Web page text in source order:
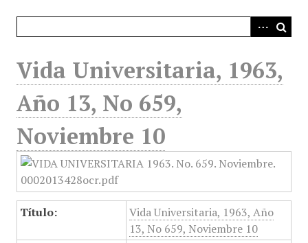
Vida Universitaria, 1963,
Año 13, No 659,
Noviembre 10
Título:
Vida Universitaria, 1963, Año
13, No 659, Noviembre 10